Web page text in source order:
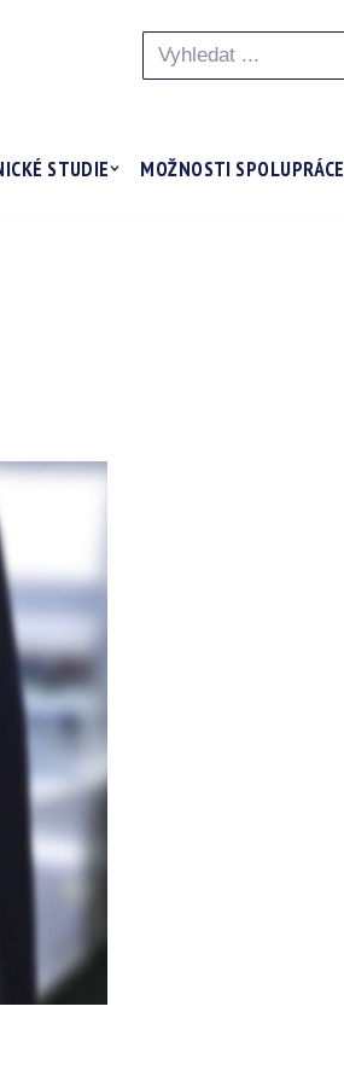
STUDIE MOŽNOSTI SPOLUPRÁCE